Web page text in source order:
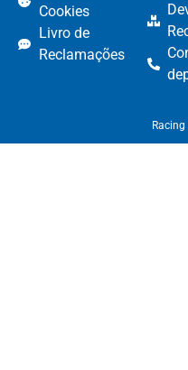
Cookies
Livro de
Reclamações